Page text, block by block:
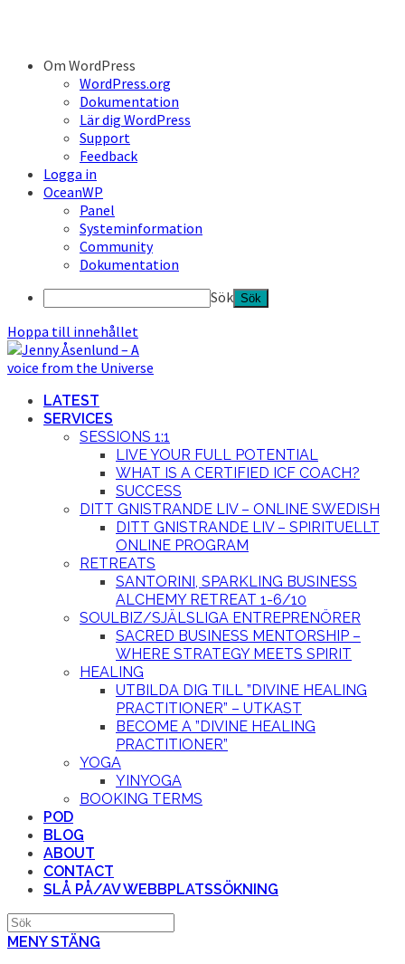
Om WordPress
WordPress.org
Dokumentation
Lär dig WordPress
Support
Feedback
Logga in
OceanWP
Panel
Systeminformation
Community
Dokumentation
Sök
Hoppa till innehållet
LATEST
SERVICES
SESSIONS 1:1
LIVE YOUR FULL POTENTIAL
WHAT IS A CERTIFIED ICF COACH?
SUCCESS
DITT GNISTRANDE LIV – ONLINE SWEDISH
DITT GNISTRANDE LIV – SPIRITUELLT
ONLINE PROGRAM
RETREATS
SANTORINI, SPARKLING BUSINESS
ALCHEMY RETREAT 1-6/10
SOULBIZ/SJÄLSLIGA ENTREPRENÖRER
SACRED BUSINESS MENTORSHIP –
WHERE STRATEGY MEETS SPIRIT
HEALING
UTBILDA DIG TILL ”DIVINE HEALING
PRACTITIONER” – UTKAST
BECOME A ”DIVINE HEALING
PRACTITIONER”
YOGA
YINYOGA
BOOKING TERMS
POD
BLOG
ABOUT
CONTACT
SLÅ PÅ/AV WEBBPLATSSÖKNING
MENY STÄNG